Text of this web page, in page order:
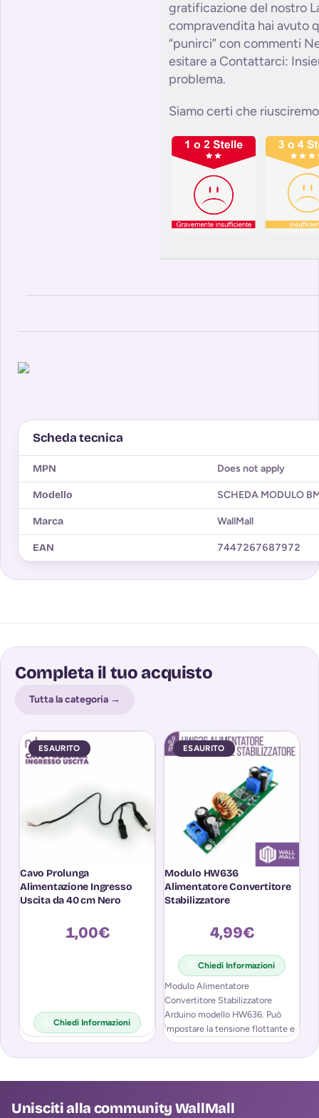
gratificazione del nostro
compravendita hai avuto
“punirci” con commenti
esitare a Contattarci:
problema.
Siamo certi che
Scheda tecnica
MPN Does not apply
Modello SCHEDA MODULO
Marca WallMall
EAN 7447267687972
Completa il tuo acquisto
Tutta la categoria →
ESAURITO
Cavo Prolunga
Alimentazione Ingresso
Uscita da 40 cm Nero
1,00€
Chiedi Informazioni
ESAURITO
Modulo HW636
Alimentatore Convertitore
Stabilizzatore
4,99€
Chiedi Informazioni
Modulo Alimentatore
Convertitore Stabilizzatore
Arduino modello HW636. Può
impostare la tensione flottante e
la corrente di carica.
Rivestimento in rame
Unisciti alla community WallMall